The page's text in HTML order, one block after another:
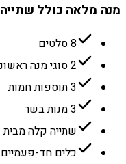
מנה מלאה כולל
8 סלטים
2 סוגי מנה ראשונה
3 תוספות חמות
3 מנות בשר
שתייה קלה
כלים חד-